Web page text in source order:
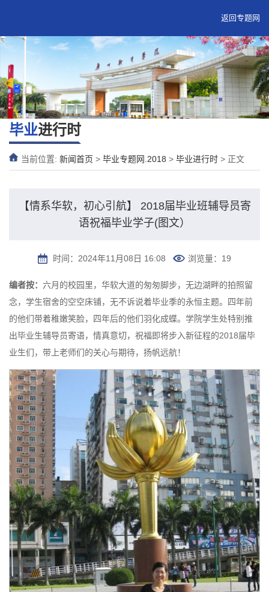
返回专题网
毕业进行时
当前位置: 新闻首页 > 毕业专题网.2018 > 毕业进行时 > 正文
【情系华软，初心引航】 2018届毕业班辅导员寄
语祝福毕业学子(图文）
时间：2024年11月08日 16:08 浏览量： 19
编者按： 六月的校园里，华软大道的匆匆脚步，无边湖畔的拍照留
念，学生宿舍的空空床铺，无不诉说着毕业季的永恒主题。四年前
的他们带着稚嫩笑脸，四年后的他们羽化成蝶。学院学生处特别推
出毕业生辅导员寄语，情真意切，祝福即将步入新征程的2018届毕
业生们，带上老师们的关心与期待，扬帆远航！